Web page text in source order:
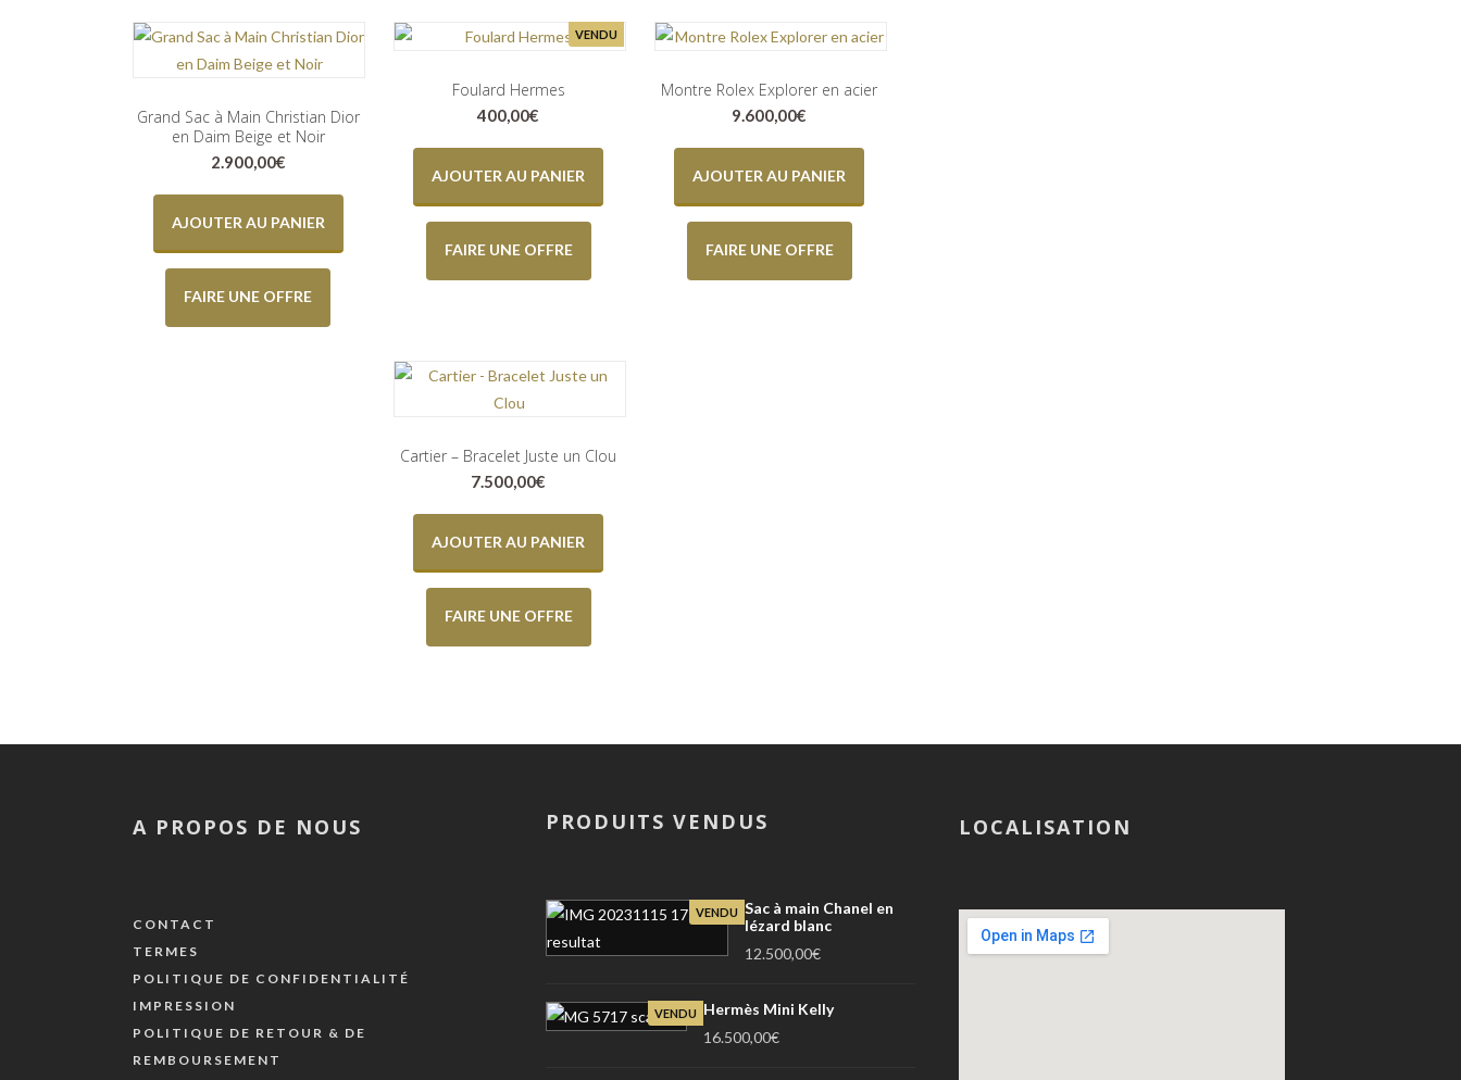
Grand Sac à Main Christian Dior
en Daim Beige et Noir
2.900,00€
AJOUTER AU PANIER
FAIRE UNE OFFRE
VENDU
Foulard Hermes
400,00€
AJOUTER AU PANIER
FAIRE UNE OFFRE
Montre Rolex Explorer en acier
9.600,00€
AJOUTER AU PANIER
FAIRE UNE OFFRE
Cartier – Bracelet Juste un Clou
7.500,00€
AJOUTER AU PANIER
FAIRE UNE OFFRE
A PROPOS DE NOUS
CONTACT
TERMES
POLITIQUE DE CONFIDENTIALITÉ
IMPRESSION
POLITIQUE DE RETOUR & DE
REMBOURSEMENT
PRODUITS VENDUS
VENDU Sac à main Chanel en
lézard blanc
12.500,00€
VENDU
Hermès Mini Kelly
16.500,00€
LOCALISATION